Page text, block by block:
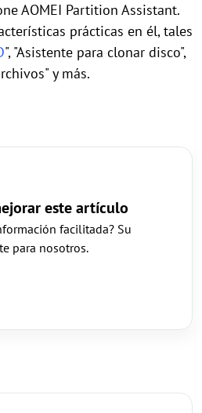
AOMEI Partition Assistant.
prácticas en él, tales
", "Asistente para clonar disco",
y más.
este artículo
facilitada? Su
para nosotros.